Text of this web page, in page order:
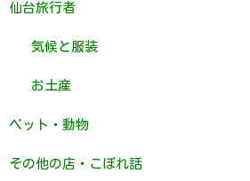
仙台旅行者
気候と服装
お土産
ペット・動物
その他の店・こぼれ話